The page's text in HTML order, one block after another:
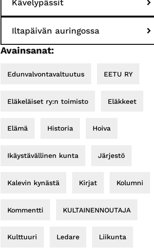
Kävelypässit
Iltapäivän auringossa
Avainsanat:
Edunvalvontavaltuutus EETU RY
Eläkeläiset ry:n toimisto Eläkkeet
Elämä Historia Hoiva
Ikäystävällinen kunta Järjestö
Kalevin kynästä Kirjat Kolumni
Kommentti KULTAINENNOUTAJA
Kulttuuri Ledare Liikunta